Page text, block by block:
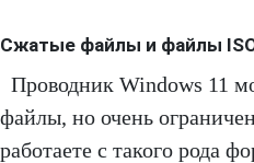
Сжатые файлы и файлы
Проводник Windows 11
файлы, но очень
работаете с такого рода